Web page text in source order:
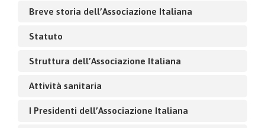
Breve storia dell’Associazione Italiana
Statuto
Struttura dell’Associazione Italiana
Attività sanitaria
I Presidenti dell’Associazione Italiana